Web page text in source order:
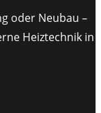
oder Neubau –
Heiztechnik in